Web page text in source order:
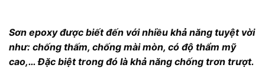
Sơn epoxy được biết đến với nhiều khả năng tuyệt vời
như: chống thấm, chống mài mòn, có độ thẩm mỹ
cao,… Đặc biệt trong đó là khả năng chống trơn trượt.